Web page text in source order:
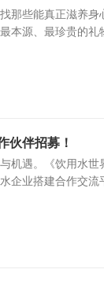
那些能真正滋养
本源、最珍贵的礼
伙伴招募！
机遇。《饮用水
企业搭建合作交